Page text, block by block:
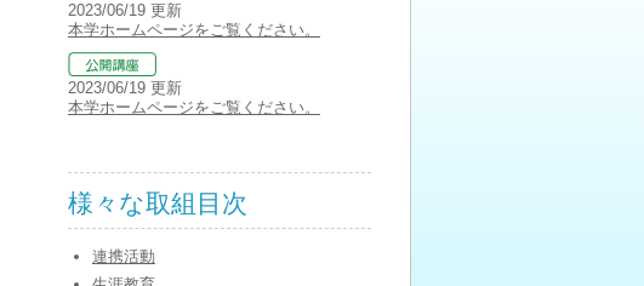
2023/06/19 更新
本学ホームページをご覧ください。
2023/06/19 更新
本学ホームページをご覧ください。
様々な取組目次
連携活動